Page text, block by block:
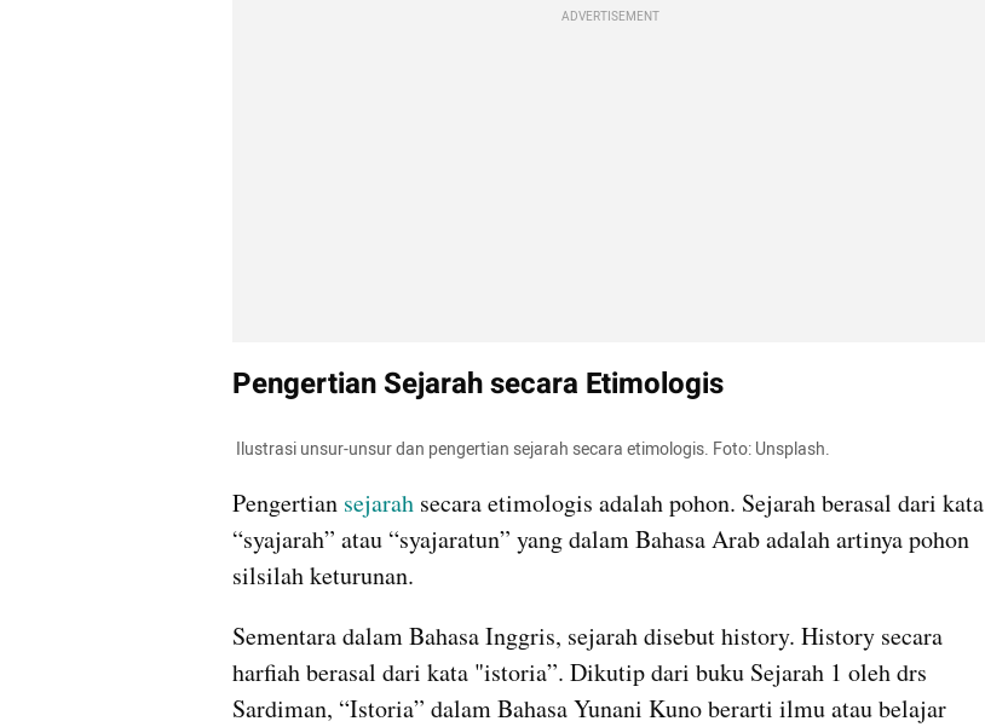
ADVERTISEMENT
Pengertian Sejarah secara Etimologis
Ilustrasi unsur-unsur dan pengertian sejarah secara etimologis. Foto: Unsplash.
Pengertian sejarah secara etimologis adalah pohon. Sejarah berasal dari kata
“syajarah” atau “syajaratun” yang dalam Bahasa Arab adalah artinya pohon
silsilah keturunan.
Sementara dalam Bahasa Inggris, sejarah disebut history. History secara
harfiah berasal dari kata "istoria”. Dikutip dari buku Sejarah 1 oleh drs
Sardiman, “Istoria” dalam Bahasa Yunani Kuno berarti ilmu atau belajar